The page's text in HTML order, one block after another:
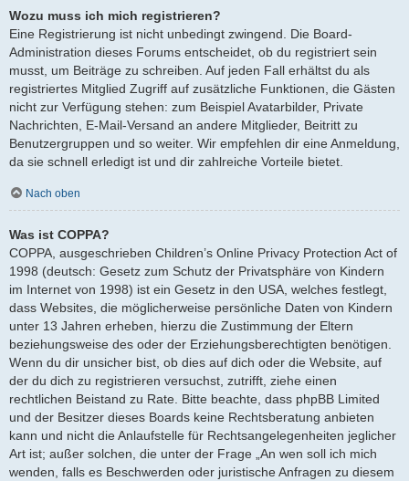
Wozu muss ich mich registrieren?
Eine Registrierung ist nicht unbedingt zwingend. Die Board-
Administration dieses Forums entscheidet, ob du registriert sein
musst, um Beiträge zu schreiben. Auf jeden Fall erhältst du als
registriertes Mitglied Zugriff auf zusätzliche Funktionen, die Gästen
nicht zur Verfügung stehen: zum Beispiel Avatarbilder, Private
Nachrichten, E-Mail-Versand an andere Mitglieder, Beitritt zu
Benutzergruppen und so weiter. Wir empfehlen dir eine Anmeldung,
da sie schnell erledigt ist und dir zahlreiche Vorteile bietet.
Nach oben
Was ist COPPA?
COPPA, ausgeschrieben Children’s Online Privacy Protection Act of
1998 (deutsch: Gesetz zum Schutz der Privatsphäre von Kindern
im Internet von 1998) ist ein Gesetz in den USA, welches festlegt,
dass Websites, die möglicherweise persönliche Daten von Kindern
unter 13 Jahren erheben, hierzu die Zustimmung der Eltern
beziehungsweise des oder der Erziehungsberechtigten benötigen.
Wenn du dir unsicher bist, ob dies auf dich oder die Website, auf
der du dich zu registrieren versuchst, zutrifft, ziehe einen
rechtlichen Beistand zu Rate. Bitte beachte, dass phpBB Limited
und der Besitzer dieses Boards keine Rechtsberatung anbieten
kann und nicht die Anlaufstelle für Rechtsangelegenheiten jeglicher
Art ist; außer solchen, die unter der Frage „An wen soll ich mich
wenden, falls es Beschwerden oder juristische Anfragen zu diesem